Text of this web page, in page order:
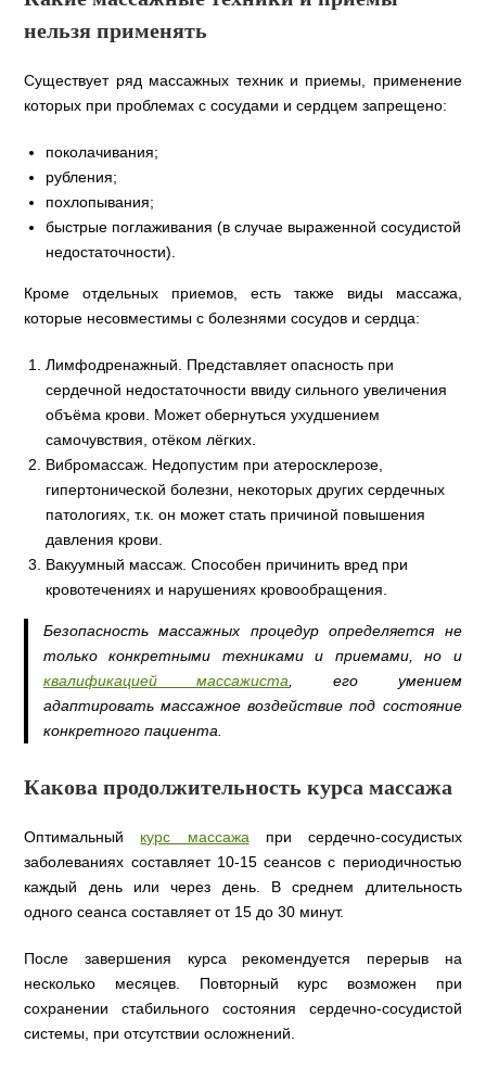
нельзя применять
Существует ряд массажных техник и приемы, применение
которых при проблемах с сосудами и сердцем запрещено:
поколачивания;
рубления;
похлопывания;
быстрые поглаживания (в случае выраженной сосудистой
недостаточности).
Кроме отдельных приемов, есть также виды массажа,
которые несовместимы с болезнями сосудов и сердца:
Лимфодренажный. Представляет опасность при
сердечной недостаточности ввиду сильного увеличения
объёма крови. Может обернуться ухудшением
самочувствия, отёком лёгких.
Вибромассаж. Недопустим при атеросклерозе,
гипертонической болезни, некоторых других сердечных
патологиях, т.к. он может стать причиной повышения
давления крови.
Вакуумный массаж. Способен причинить вред при
кровотечениях и нарушениях кровообращения.
Безопасность массажных процедур определяется не
только конкретными техниками и приемами, но и
квалификацией массажиста, его умением
адаптировать массажное воздействие под состояние
конкретного пациента.
Какова продолжительность курса массажа
Оптимальный курс массажа при сердечно-сосудистых
заболеваниях составляет 10-15 сеансов с периодичностью
каждый день или через день. В среднем длительность
одного сеанса составляет от 15 до 30 минут.
После завершения курса рекомендуется перерыв на
несколько месяцев. Повторный курс возможен при
сохранении стабильного состояния сердечно-сосудистой
системы, при отсутствии осложнений.